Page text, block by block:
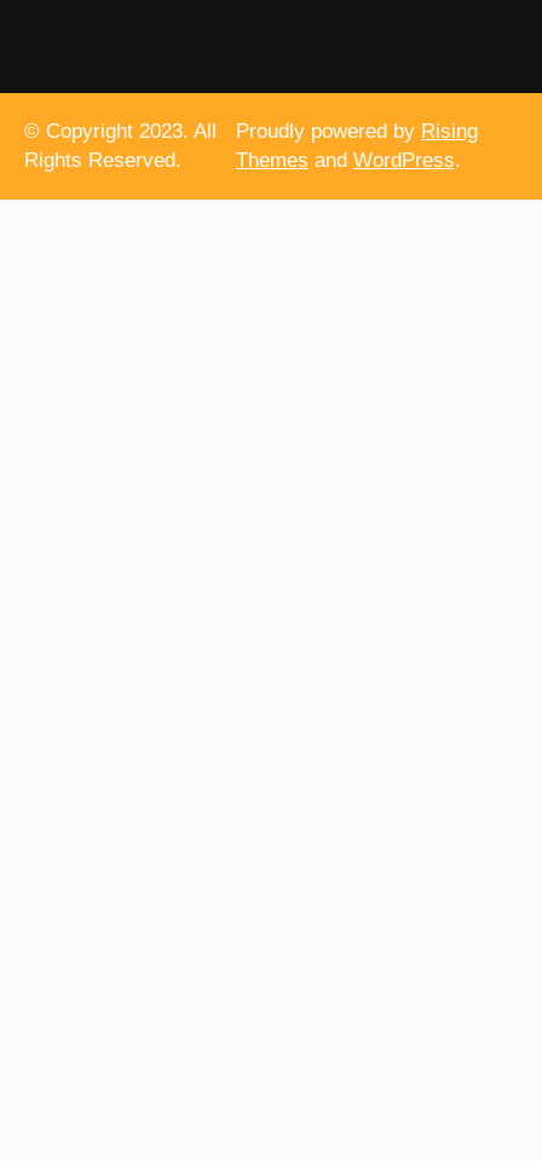
© Copyright 2023. All
Rights Reserved.
Proudly powered by Rising
Themes andWordPress.